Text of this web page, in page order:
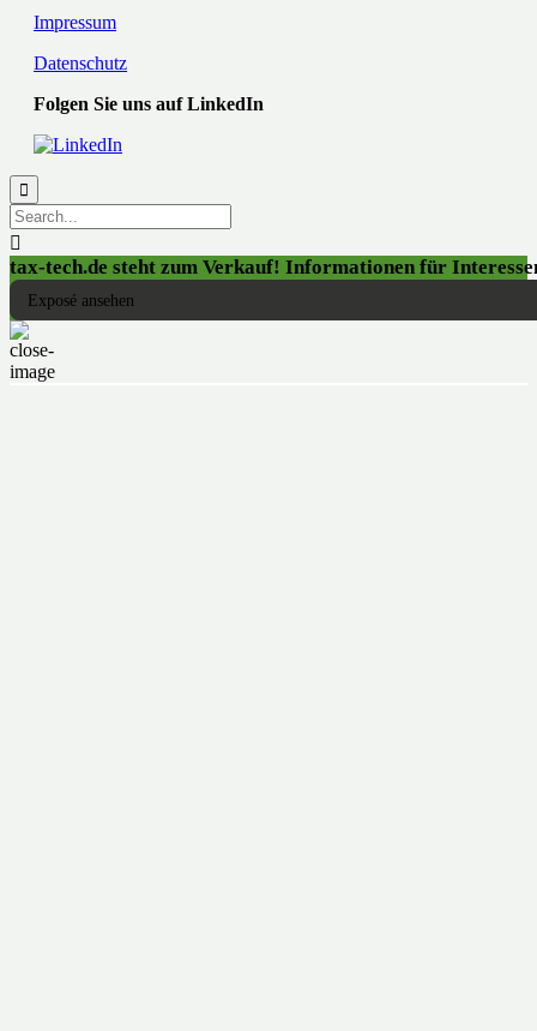
Impressum
Datenschutz
Folgen Sie uns auf LinkedIn


tax-tech.de steht zum Verkauf! Informationen für
Exposé ansehen